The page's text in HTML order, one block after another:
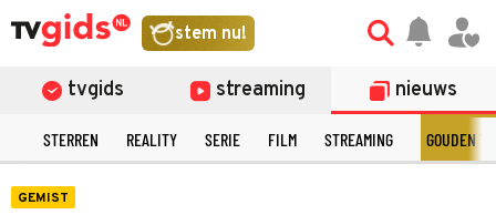
stem nu!
tvgids streaming nieuws
STERREN REALITY SERIE FILM STREAMING GOUDEN
GEMIST